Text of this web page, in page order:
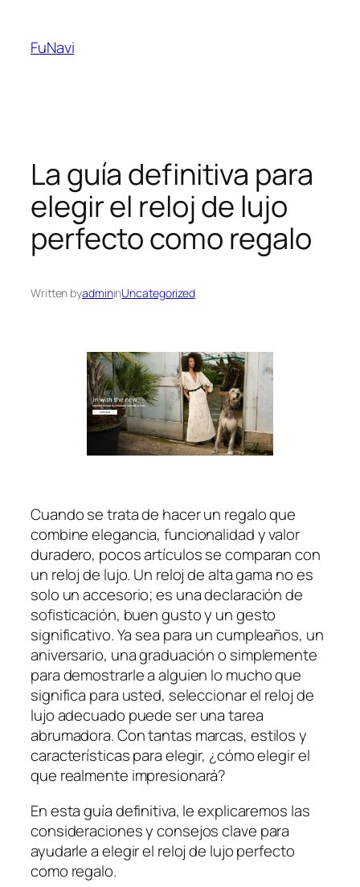
content
FuNavi
La guía definitiva para
elegir el reloj de lujo
perfecto como regalo
Written byadmininUncategorized
Cuando se trata de hacer un regalo que
combine elegancia, funcionalidad y valor
duradero, pocos artículos se comparan con
un reloj de lujo. Un reloj de alta gama no es
solo un accesorio; es una declaración de
sofisticación, buen gusto y un gesto
significativo. Ya sea para un cumpleaños, un
aniversario, una graduación o simplemente
para demostrarle a alguien lo mucho que
significa para usted, seleccionar el reloj de
lujo adecuado puede ser una tarea
abrumadora. Con tantas marcas, estilos y
características para elegir, ¿cómo elegir el
que realmente impresionará?
En esta guía definitiva, le explicaremos las
consideraciones y consejos clave para
ayudarle a elegir el reloj de lujo perfecto
como regalo.